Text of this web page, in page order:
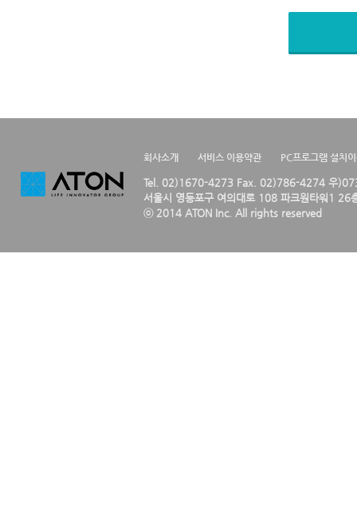
회사소개 서비스 이용약관 PC프로그램 설치
Tel. 02)1670-4273 Fax. 02)786-4274 우
서울시 영등포구 여의대로 108 파크원타워1 26
ⓒ 2014 ATON Inc. All rights reserved